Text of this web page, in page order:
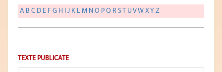
A B C D E F G H I J K L M N O P Q R S T U VW X Y Z
TEXTE PUBLICATE